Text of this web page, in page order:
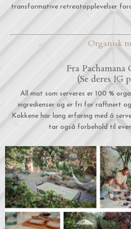
transformative retreatopplevelser
Organisk
Fra Pachamana
(Se deres IG
All mat som serveres er 100 %
ingredienser og er fri for raffinert og
Kokkene har lang erfaring med å
tar også forbehold til